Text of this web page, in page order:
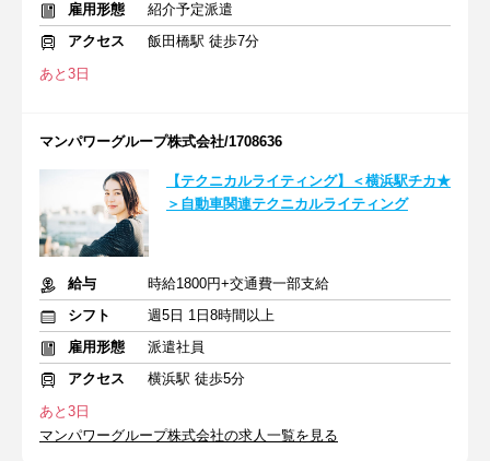
雇用形態
紹介予定派遣
アクセス
飯田橋駅 徒歩7分
あと3日
マンパワーグループ株式会社/1708636
【テクニカルライティング】＜横浜駅チカ★
＞自動車関連テクニカルライティング
給与
時給1800円+交通費一部支給
シフト
週5日 1日8時間以上
雇用形態
派遣社員
アクセス
横浜駅 徒歩5分
あと3日
マンパワーグループ株式会社の求人一覧を見る